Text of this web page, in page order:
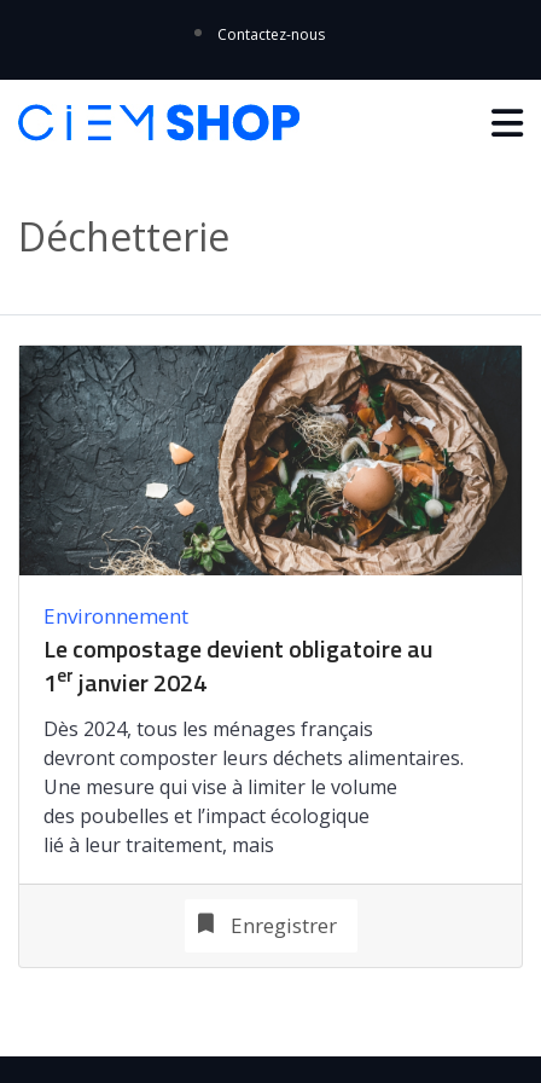
Contactez-nous
Déchetterie
Environnement
Le compostage devient obligatoire au
1er janvier 2024
Dès 2024, tous les ménages français
devront composter leurs déchets alimentaires.
Une mesure qui vise à limiter le volume
des poubelles et l’impact écologique
lié à leur traitement, mais
Enregistrer